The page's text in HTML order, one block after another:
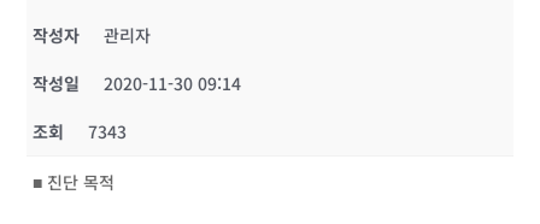
작성자
관리자
작성일
2020-11-30 09:14
조회
7343
■ 진단 목적